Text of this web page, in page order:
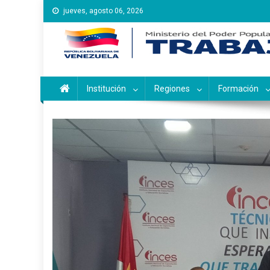
Saltar
al
contenido
jueves, agosto 06, 2026
Instituto Nacional de
Inces
Institución Regiones Formación